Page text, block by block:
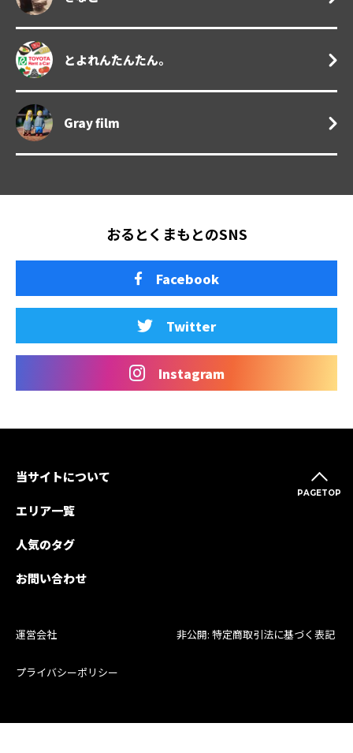
とよれんたんたん。
Gray film
おるとくまもとのSNS
Facebook
Twitter
Instagram
PAGETOP
当サイトについて
エリア一覧
人気のタグ
お問い合わせ
運営会社 非公開: 特定商取引法に基づく表記
プライバシーポリシー